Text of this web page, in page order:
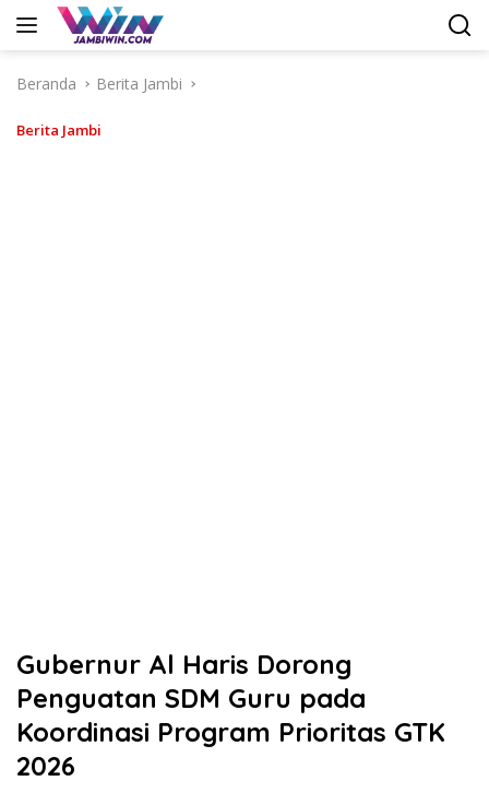
Langsung
Beranda
Berita Jambi
Berita Jambi
Gubernur Al Haris Dorong
Penguatan SDM Guru pada
Koordinasi Program Prioritas GTK
2026